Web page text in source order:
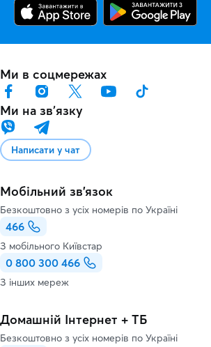
Ми в соцмережах
Ми на звʼязку
Написати у чат
Мобільний зв'язок
Безкоштовно з усіх номерів по Україні
466
З мобільного Київстар
0 800 300 466
З інших мереж
Домашній Інтернет + ТБ
Безкоштовно з усіх номерів по Україні